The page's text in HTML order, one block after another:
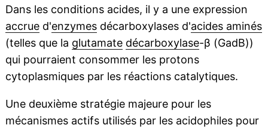
Dans les conditions acides, il y a une expression
accrued'enzymesdécarboxylases d'acides aminés
(telles que la glutamate décarboxylase-β (GadB))
qui pourraient consommer les protons
cytoplasmiques par les réactions catalytiques.
Une deuxième stratégie majeure pour les
mécanismes actifs utilisés par les acidophiles pour